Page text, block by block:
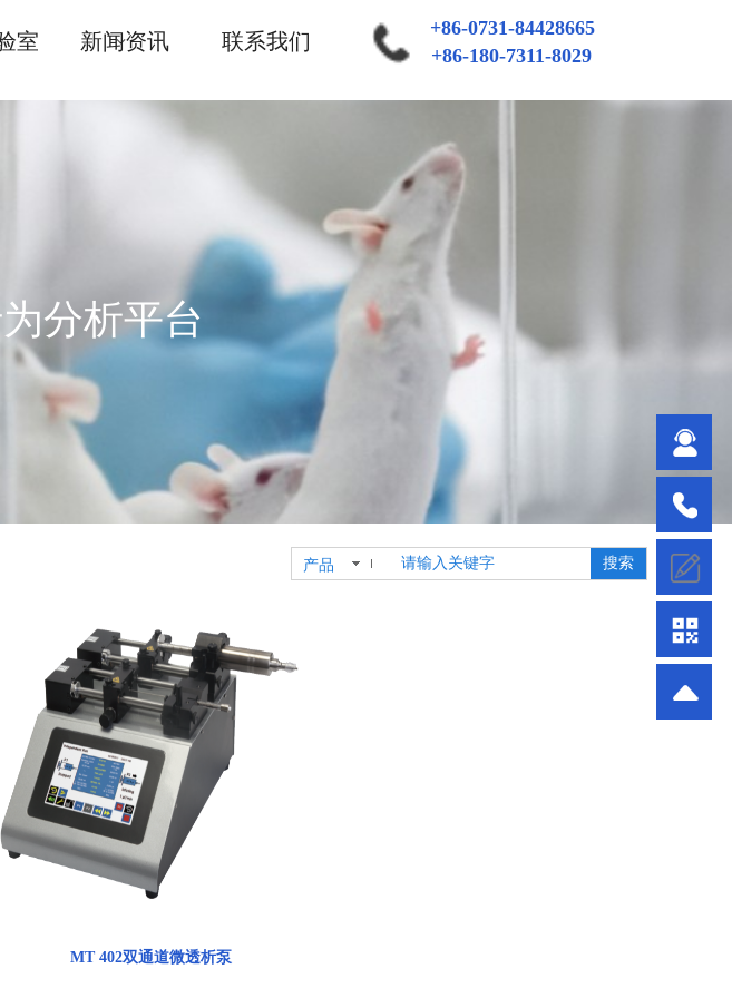
+86-0731-84428665
室 新闻资讯 联系我们
+86-180-7311-8029
平台
分析平台
产品 搜索
MT 402双通道微透析泵